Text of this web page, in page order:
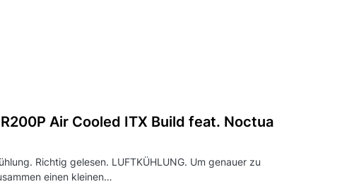
Air Cooled ITX Build feat. Noctua
Richtig gelesen. LUFTKÜHLUNG. Um genauer zu
einen kleinen…